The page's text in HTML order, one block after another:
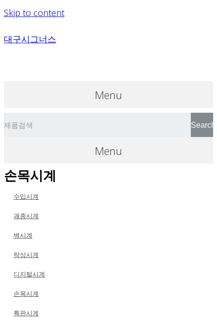
Skip to content
대구시그너스
Menu
Search
Menu
손목시계
수입시계
괘종시계
벽시계
탁상시계
디지털시계
손목시계
특판시계